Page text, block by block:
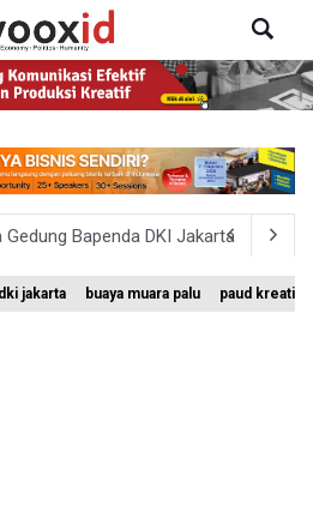
Gedung Bapenda DKI Jakarta
Indonesia Setelah Gagal Tembus
Rencana Pembaruan Buku Ajar
jakarta buaya muara palu paud kreatif